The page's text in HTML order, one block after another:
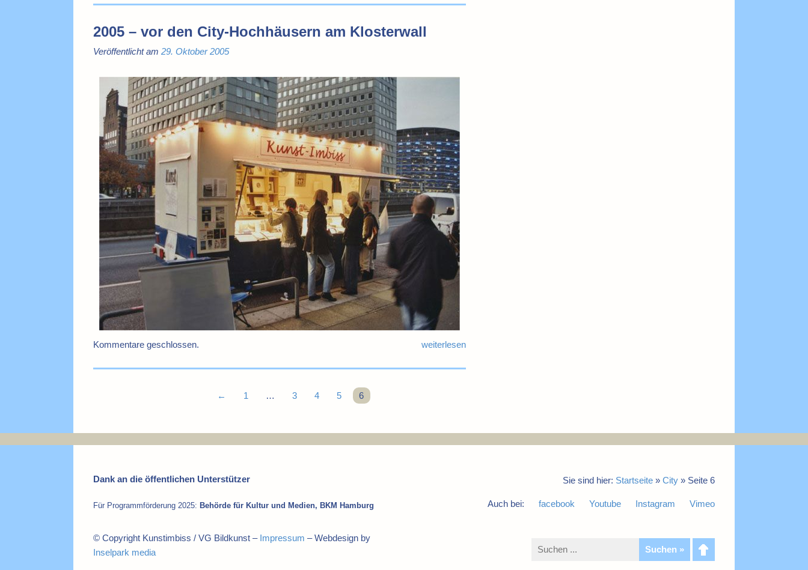
2005 – vor den City-Hochhäusern am Klosterwall
Veröffentlicht am 29. Oktober 2005
Kommentare geschlossen. weiterlesen
← 1 … 3 4 5 6
Dank an die öffentlichen Unterstützer
Für Programmförderung 2025: Behörde für Kultur und Medien, BKM Hamburg
Sie sind hier: Startseite » City » Seite 6
Auch bei: facebook Youtube Instagram Vimeo
© Copyright Kunstimbiss / VG Bildkunst – Impressum – Webdesign by
Inselpark media